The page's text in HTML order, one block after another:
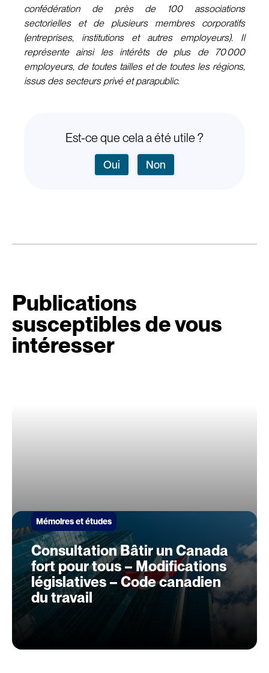
confédération de près de 100 associations
sectorielles et de plusieurs membres corporatifs
(entreprises, institutions et autres employeurs). Il
représente ainsi les intérêts de plus de 70 000
employeurs, de toutes tailles et de toutes les régions,
issus des secteurs privé et parapublic.
Est-ce que cela a été utile ?
Oui Non
Publications
susceptibles de vous
intéresser
Mémoires et études
Consultation Bâtir un Canada
fort pour tous – Modifications
législatives – Code canadien
du travail